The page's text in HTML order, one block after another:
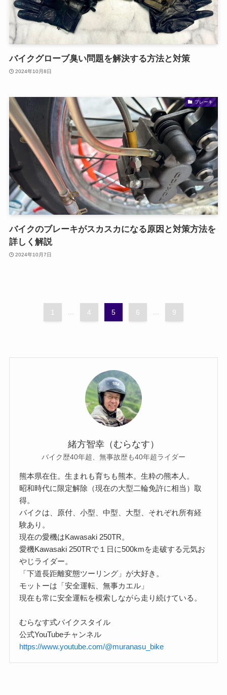
バイクグローブ臭い問題を解決する方法と対策
2024年10月8日
ブレーキ
バイクのブレーキがスカスカになる原因と対策方法を
詳しく解説
2024年10月7日
1 ... 4 5 6 ... 9
緒方智幸（むらなす）
バイク歴40年超、無事故歴も40年超ライダー
熊本県在住。生まれも育ちも熊本。生粋の熊本人。
昭和時代に限定解除（現在の大型二輪免許に相当）取
得。
バイクは、原付、小型、中型、大型、それぞれ所有経
験あり。
現在の愛機はKawasaki 250TR。
愛機Kawasaki 250TRで１日に500kmを走破する元気お
やじライダー。
「下道長距離変態ツーリング」が大好き。
モットーは「安全運転、無事カエル」
現在も常に安全運転を模索しながら走り続けている。
むらなす式バイクスタイル
公式YouTubeチャンネル
https://www.youtube.com/@muranasu_bike